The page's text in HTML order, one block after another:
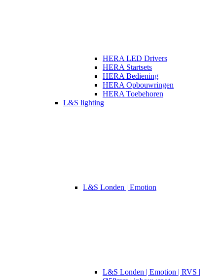
HERA LED Drivers
HERA Startsets
HERA Bediening
HERA Opbouwringen
HERA Toebehoren
L&S lighting
L&S Londen | Emotion
L&S Londen | Emotion | RVS |